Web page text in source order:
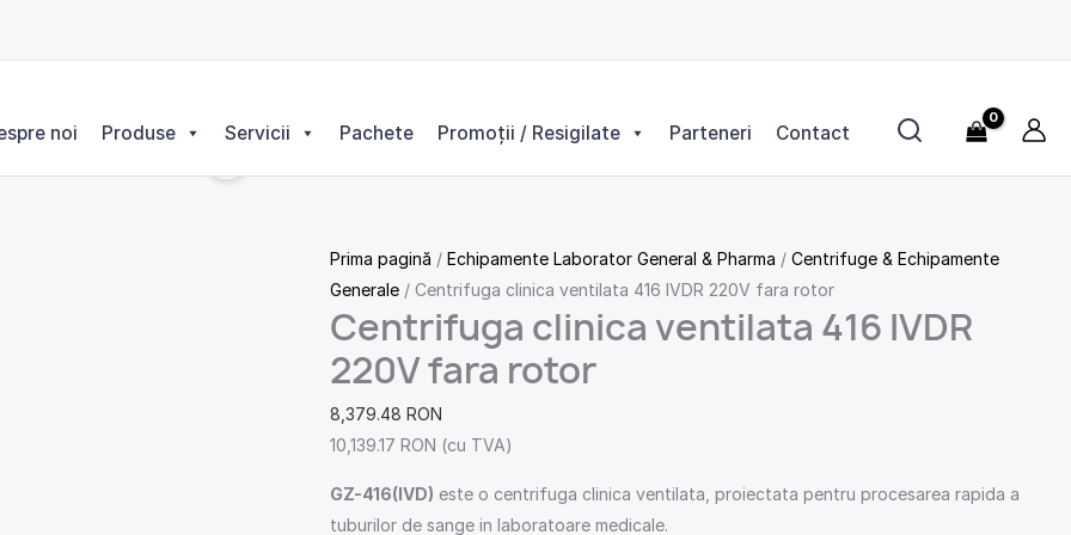
noi Produse Servicii Pachete Promoții / Resigilate Parteneri Contact
Prima pagină / Echipamente Laborator General & Pharma /Centrifuge & Echipamente
Generale / Centrifuga clinica ventilata 416 IVDR 220V fara rotor
Centrifuga clinica ventilata 416 IVDR
220V fara rotor
8,379.48 RON
10,139.17 RON (cu TVA)
GZ-416(IVD) este o centrifuga clinica ventilata, proiectata pentru procesarea rapida a
tuburilor de sange in laboratoare medicale.
416
rotor
rotor